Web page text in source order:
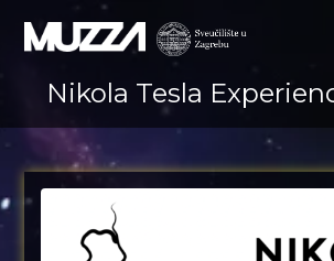
Nikola Tesla